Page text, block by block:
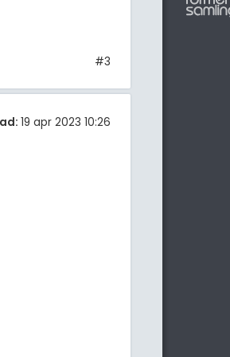
#3
19 apr 2023 10:26